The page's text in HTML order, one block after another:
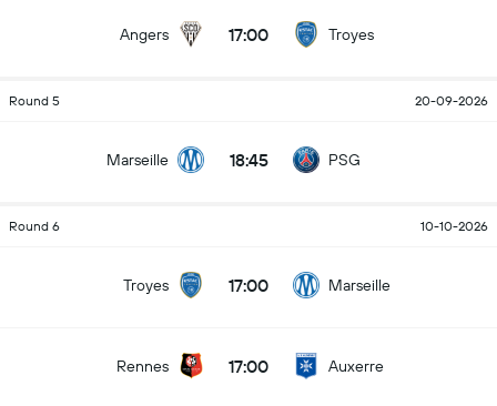
Angers 17:00 Troyes
Round 5 20-09-2026
Marseille 18:45 PSG
Round 6 10-10-2026
Troyes 17:00 Marseille
Rennes 17:00 Auxerre